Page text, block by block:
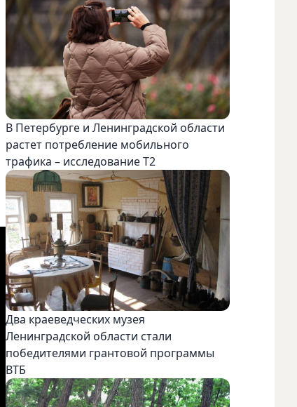
В Петербурге и Ленинградской области
растет потребление мобильного
трафика – исследование T2
Два краеведческих музея
Ленинградской области стали
победителями грантовой программы
ВТБ